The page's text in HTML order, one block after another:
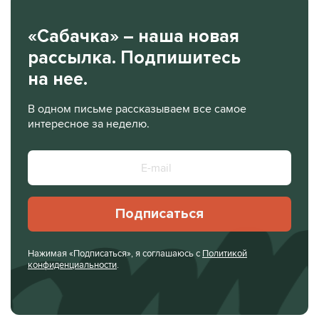
«Сабачка» – наша новая
рассылка. Подпишитесь
на нее.
В одном письме рассказываем все самое
интересное за неделю.
Подписаться
Нажимая «Подписаться», я соглашаюсь с Политикой
конфиденциальности.